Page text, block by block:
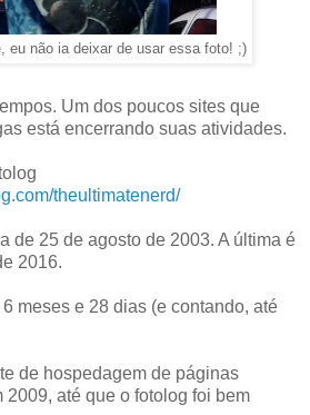
eu não ia deixar de usar essa foto! ;)
Um dos poucos sites que
está encerrando suas atividades.
theultimatenerd/
de 25 de agosto de 2003. A última é
2016.
meses e 28 dias (e contando, até
de hospedagem de páginas
até que o fotolog foi bem